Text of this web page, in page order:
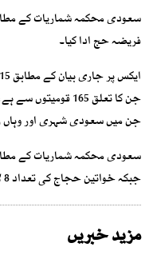
فریضہ حج ادا کیا۔
جن میں سعودی شہری اور وہاں
جبکہ خواتین حجاج کی تعداد 8 لاکھ 13 ہزار 905 تھی۔
مزید خبریں